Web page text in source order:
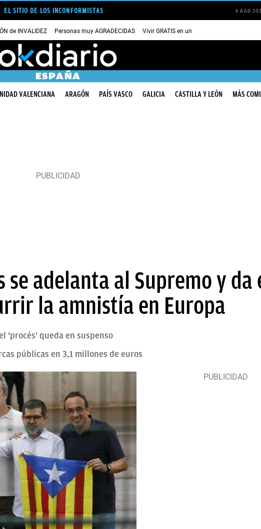
EL SITIO DE LOS INCONFORMISTAS 6 AGO
de INVALIDEZ Personas muy AGRADECIDAS Vivir GRATIS en una ISLA en GRECIA
ESPAÑA
VALENCIANA ARAGÓN PAÍS VASCO GALICIA CASTILLA Y LEÓN MÁS
adelanta al Supremo y da
la amnistía en Europa
'procés' queda en suspenso
públicas en 3,1 millones de euros